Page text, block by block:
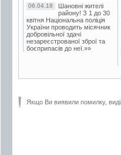
06.04.18
Шановні жителі
району! З 1 до 30
квітня Національна поліція
України проводить місячник
добровільної здачі
незареєстрованої зброї та
боєприпасів до неї.»»
Якщо Ви виявили помилку,